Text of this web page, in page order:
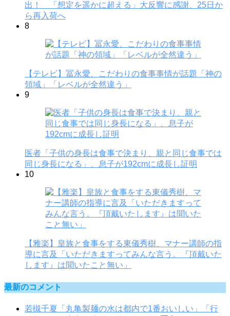
出！ 「想定を遥かに超える」大反響に感謝、25日か
ら再入荷へ
8
【テレビ】冨永愛、こだわりの食事事情が話題「神の
領域」「レベルが全然違う」
9
医者「子供の身長は食事で決まり、親と同じ食事では
同じ身長になる」、息子が192cmに成長し証明
10
【雅楽】皇族と食事をする東儀秀樹、マナー講師の指
導に言及「いただきますってみんな言う。『頂戴いた
します』は聞いたこと無い」
最新のコメント
若槻千夏「丸亀製麺の水は都内で1番おいしい」「行